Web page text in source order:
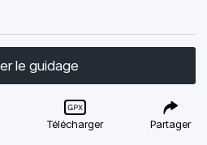
le guidage
Télécharger Partager